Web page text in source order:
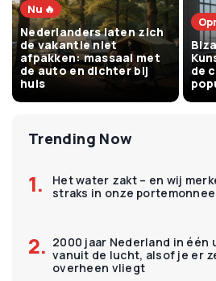
Nu 🔥
Nederlanders laten zich
de vakantie niet
afpakken: massaal met
de auto en dichter bij
huis
de
Trending Now
Het water zakt – en wij
straks in onze portemonnee
2000 jaar Nederland in één
vanuit de lucht, alsof je er
overheen vliegt